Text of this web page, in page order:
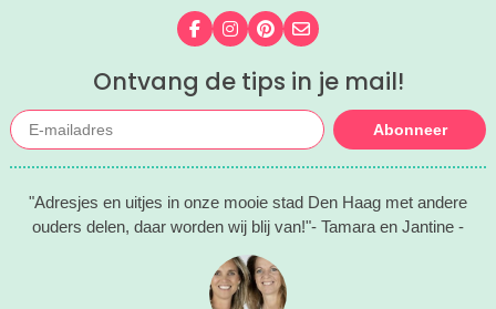
Volg ons op Facebook
Volg ons op Instagram
Volg ons op Pinterest
Mail ons
Ontvang de tips in je mail!
Abonneer
"Adresjes en uitjes in onze mooie stad Den Haag met andere
ouders delen, daar worden wij blij van!"- Tamara en Jantine -